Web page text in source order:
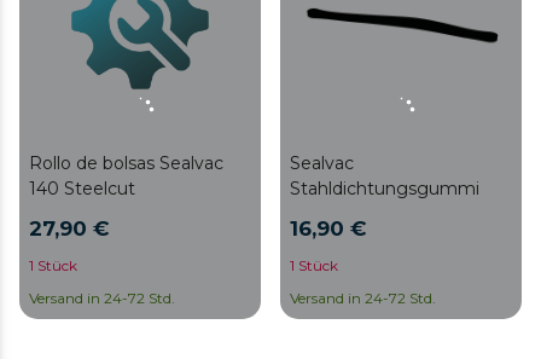
Rollo de bolsas Sealvac
140 Steelcut
27,90 €
1 Stück
Versand in 24-72 Std.
Sealvac
Stahldichtungsgummi
16,90 €
1 Stück
Versand in 24-72 Std.